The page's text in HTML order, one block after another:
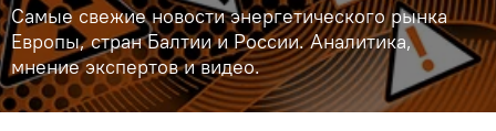
Самые свежие новости энергетического рынка
Европы, стран Балтии и России. Аналитика,
мнение экспертов и видео.